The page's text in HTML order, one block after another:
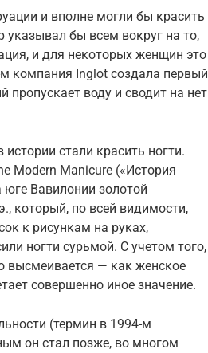
и вполне могли бы красить
указывал бы всем вокруг на то,
и для некоторых женщин это
компания Inglot создала первый
пропускает воду и сводит на нет
стали красить ногти.
Modern Manicure («История
Вавилонии золотой
который, по всей видимости,
к рисункам на руках,
ногти сурьмой. С учетом того,
высмеивается — как женское
совершенно иное значение.
(термин в 1994-м
он стал позже, во многом